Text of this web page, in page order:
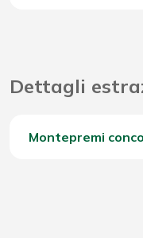
Dettagli
Montepremi